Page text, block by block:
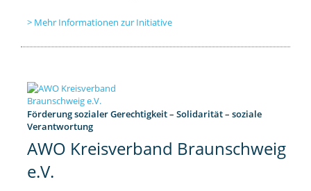
Mehr Informationen zur Initiative
Förderung sozialer Gerechtigkeit – Solidarität – soziale
Verantwortung
AWO Kreisverband Braunschweig
e.V.